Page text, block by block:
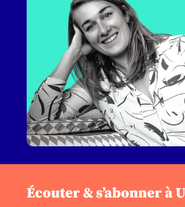
Écouter & s’abonner à